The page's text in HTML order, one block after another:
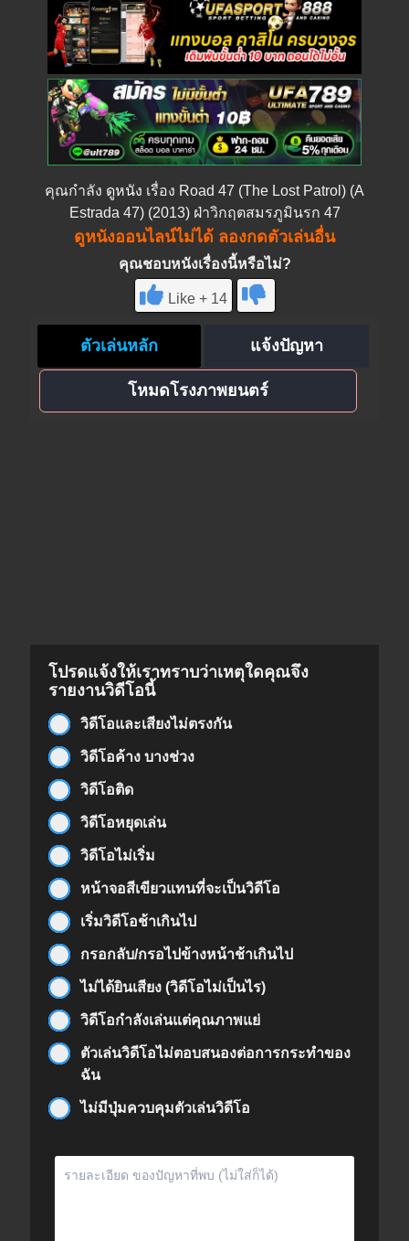
คุณกำลัง ดูหนัง เรื่อง Road 47 (The Lost Patrol) (A
Estrada 47) (2013) ฝ่าวิกฤตสมรภูมินรก 47
ดูหนังออนไลน์ไม่ได้ ลองกดตัวเล่นอื่น
คุณชอบหนังเรื่องนี้หรือไม่?
Like + 14
ตัวเล่นหลัก แจ้งปัญหา
โหมดโรงภาพยนตร์
โปรดแจ้งให้เราทราบว่าเหตุใดคุณจึง
รายงานวิดีโอนี้
วิดีโอและเสียงไม่ตรงกัน
วิดีโอค้าง บางช่วง
วิดีโอติด
วิดีโอหยุดเล่น
วิดีโอไม่เริ่ม
หน้าจอสีเขียวแทนที่จะเป็นวิดีโอ
เริ่มวิดีโอช้าเกินไป
กรอกลับ/กรอไปข้างหน้าช้าเกินไป
ไม่ได้ยินเสียง (วิดีโอไม่เป็นไร)
วิดีโอกำลังเล่นแต่คุณภาพแย่
ตัวเล่นวิดีโอไม่ตอบสนองต่อการกระทำของ
ฉัน
ไม่มีปุ่มควบคุมตัวเล่นวิดีโอ